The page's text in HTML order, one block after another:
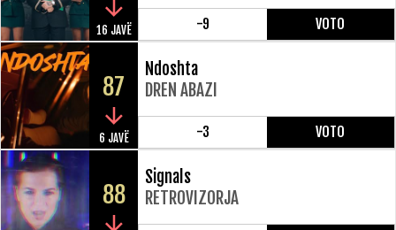
16 JAVË -9 VOTO
87
6 JAVË
Ndoshta
DREN ABAZI
-3 VOTO
88
Signals
RETROVIZORJA